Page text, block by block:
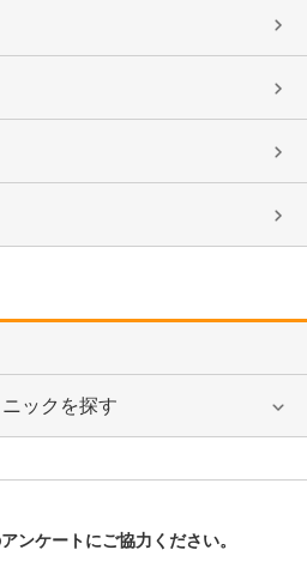
ックを探す
ンケートにご協力ください。